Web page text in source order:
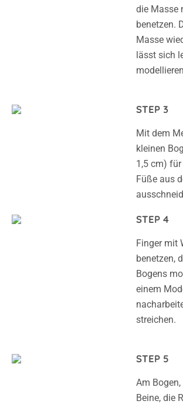
die Masse
benetzen.
Masse
lässt sich
STEP 3
Mit dem
kleinen
1,5 cm)
Füße aus
STEP 4
Finger mit
benetzen,
Bogens
einem
streichen.
STEP 5
Am
Beine, die